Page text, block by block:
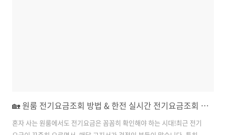
🏡 원룸 전기요금조회 방법 & 한전 실시간 전기요금조회 가이드
혼자 사는 원룸에서도 전기요금은 꼼꼼히 확인해야 하는 시대!최근 전기